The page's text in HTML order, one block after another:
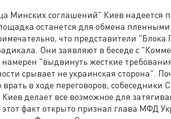
Минских соглашений" Киев надеется
останется для обмена
что представители
Они заявляют в беседе с
"выдвинуть жесткие
срывает не украинская сторона".
врать в ходе переговоров, собеседники
делает все возможное для
этот факт открыто признал глава МФД